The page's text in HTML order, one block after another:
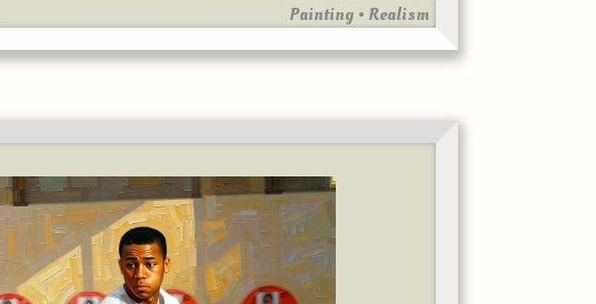
Painting • Realism